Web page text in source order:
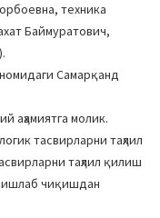
техника
Баймуратович,
Самарқанд
аҳамиятга молик.
тасвирларни таҳлил
таҳлил қилиш
ишлаб чиқишдан